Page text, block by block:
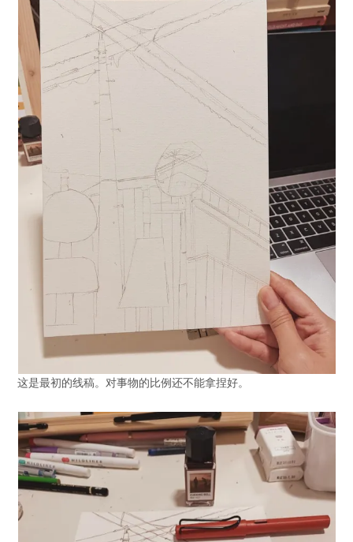
这是最初的线稿。对事物的比例还不能拿捏好。